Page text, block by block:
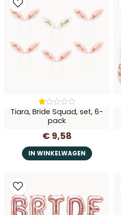
Tiara, Bride Squad, set, 6-
pack
€ 9,58
IN WINKELWAGEN